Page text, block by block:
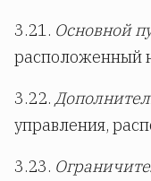
3.21. Основной
расположенный
3.22.
управления,
3.23.